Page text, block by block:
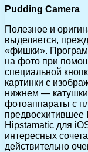
Pudding Camera
Полезное и
выделяется,
«фишки».
на фото при
специальной
картинки с
нижнем — катушки
фотоаппараты с
предвосхитившее
Hipstamatic для
интересных
действительно